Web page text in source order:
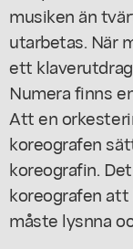
musiken än
utarbetas. När
ett
Numera finns
Att en
koreografen
koreografin.
koreografen
måste lysnna